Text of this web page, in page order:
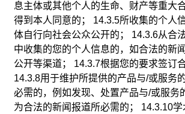
息主体或其他个人的生命、财产等重大
得到本人同意的； 14.3.5所收集的个人
体自行向社会公众公开的； 14.3.6从合
中收集的您的个人信息的，如合法的新
公开等渠道； 14.3.7根据您的要求签订
14.3.8用于维护所提供的产品与/或服务
必需的，例如发现、处置产品与/或服务
为合法的新闻报道所必需的； 14.3.10